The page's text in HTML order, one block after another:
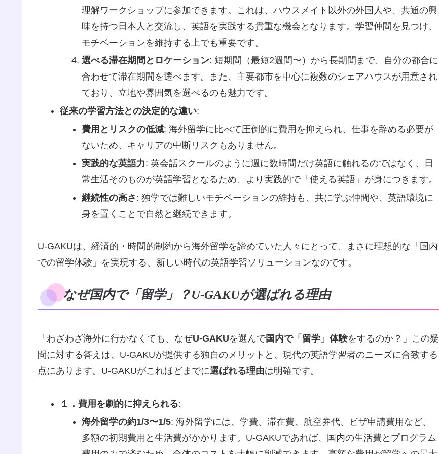
理解ワークショップに参加できます。これは、ハウスメイト以外の外国人や、共通の興
味を持つ日本人と交流し、英語を実践する貴重な機会となります。学習仲間を見つけ、
モチベーションを維持する上でも重要です。
選べる滞在期間とロケーション: 短期間（最短2週間〜）から長期間まで、自分の都合に
合わせて滞在期間を選べます。また、主要都市を中心に複数のシェアハウスが用意され
ており、立地や雰囲気を選べるのも魅力です。
従来の学習方法との決定的な違い:
費用とリスクの低減: 海外留学に比べて圧倒的に費用を抑えられ、仕事を辞める必要が
ないため、キャリアの中断リスクもありません。
実践的な英語力: 英会話スクールのように週に数時間だけ英語に触れるのではなく、日
常生活そのものが英語学習となるため、より実践的で「使える英語」が身につきます。
継続性の高さ : 独学では難しいモチベーションの維持も、共に学ぶ仲間や、英語環境に
身を置くことで自然と継続できます。
U-GAKUは、経済的・時間的制約から海外留学を諦めていた人々にとって、まさに理想的な「国内
での留学体験」を実現する、新しい時代の英語学習ソリューションなのです。
なぜ国内で「留学」？U-GAKUが選ばれる理由
「わざわざ海外に行かなくても、なぜU-GAKUを選んで国内で「留学」体験をするのか？」この疑
問に対する答えは、U-GAKUが提供する独自のメリットと、現代の英語学習者のニーズに合致する
点にあります。U-GAKUがこれほどまでに選ばれる理由は明確です。
１．費用を劇的に抑えられる:
海外留学の約1/3〜1/5: 海外留学には、学費、滞在費、航空券代、ビザ申請費用など、
多額の初期費用と生活費がかかります。U-GAKUであれば、国内の生活費とプログラム